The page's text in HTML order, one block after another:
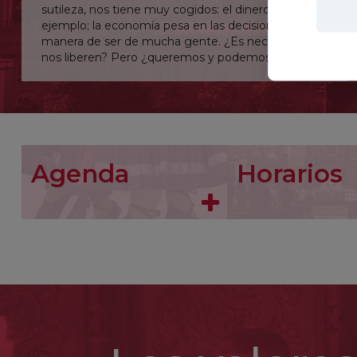
sutileza, nos tiene muy cogidos: el dinero, por
ejemplo; la economía pesa en las decisiones y la
manera de ser de mucha gente. ¿Es necesario que
nos liberen? Pero ¿queremos y podemos
Señor, líbrame incluso de lo que no soy consciente.
Agenda Horarios